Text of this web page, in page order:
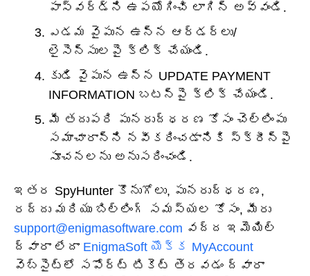
పాస్‌వర్డ్‌ని ఉపయోగించి లాగిన్ అవ్వండి.
ఎడమ వైపున ఉన్న ఆర్డర్లు/
లైసెన్సులపై క్లిక్ చేయండి.
కుడి వైపున ఉన్న UPDATE PAYMENT
INFORMATION బటన్‌పై క్లిక్ చేయండి.
మీ తదుపరి పునరుద్ధరణ కోసం చెల్లింపు
సమాచారాన్ని నవీకరించడానికి స్క్రీన్‌పై
సూచనలను అనుసరించండి.
ఇతర SpyHunter కొనుగోలు, పునరుద్ధరణ,
రద్దు మరియు బిల్లింగ్ సమస్యల కోసం, మీరు
support@enigmasoftware.com వద్ద ఇమెయిల్
ద్వారా లేదా EnigmaSoft యొక్క MyAccount
వెబ్‌సైట్‌లో సపోర్ట్ టికెట్ తెరవడం ద్వారా